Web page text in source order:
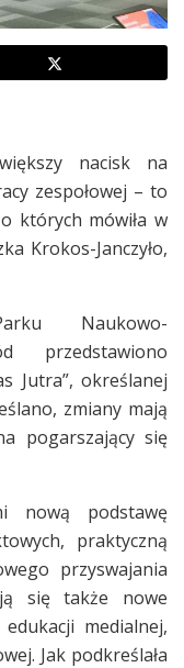
nacisk na
zespołowej – to
których mówiła w
Krokos-Janczyło,
Naukowo-
przedstawiono
Jutra”, określanej
zmiany mają
pogarszający się
nową podstawę
praktyczną
przyswajania
się także nowe
medialnej,
Jak podkreślała